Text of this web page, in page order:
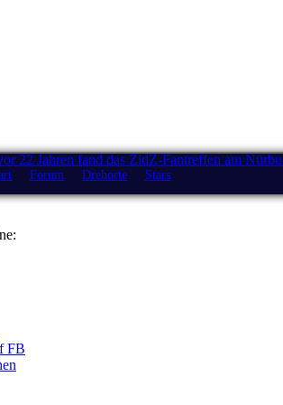
22 Jahren fand das ZidZ-Fantreffen am
Forum Drehorte Stars
FB